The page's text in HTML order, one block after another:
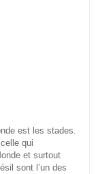
est les stades.
qui
et surtout
sont l’un des